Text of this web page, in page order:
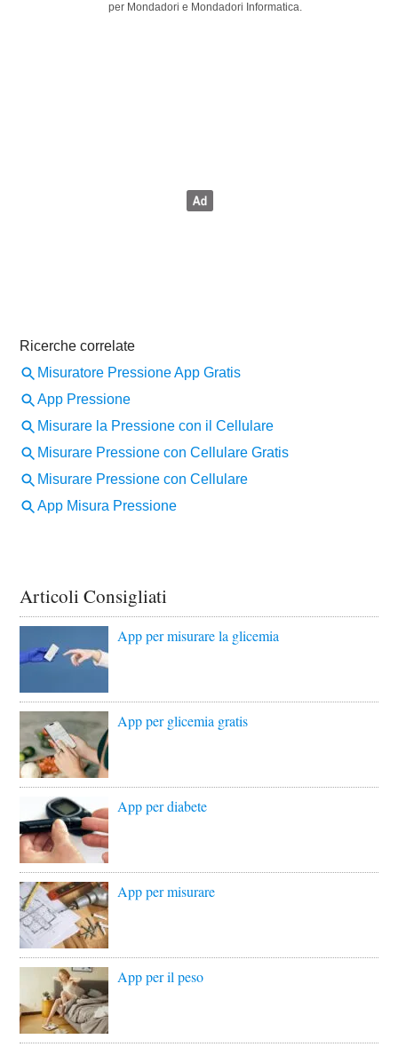
per Mondadori e Mondadori Informatica.
Articoli Consigliati
App per misurare la glicemia
App per glicemia gratis
App per diabete
App per misurare
App per il peso